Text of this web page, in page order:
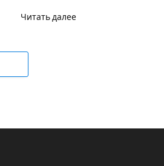
Читать далее